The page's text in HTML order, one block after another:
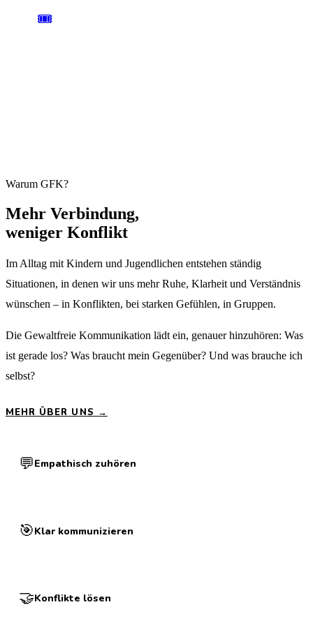
🎟️
Warum GFK?
Mehr Verbindung,
weniger Konflikt
Im Alltag mit Kindern und Jugendlichen entstehen ständig
Situationen, in denen wir uns mehr Ruhe, Klarheit und Verständnis
wünschen – in Konflikten, bei starken Gefühlen, in Gruppen.
Die Gewaltfreie Kommunikation lädt ein, genauer hinzuhören: Was
ist gerade los? Was braucht mein Gegenüber? Und was brauche ich
selbst?
MEHR ÜBER UNS →
💬Empathisch zuhören
🎯Klar kommunizieren
🤝Konflikte lösen